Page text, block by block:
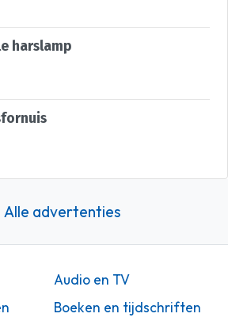
harslamp
Alle advertenties
Audio en TV
Boeken en tijdschriften